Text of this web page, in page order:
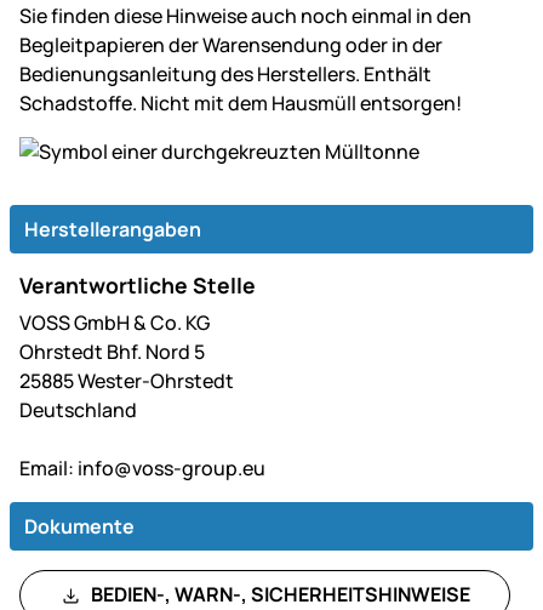
Sie finden diese Hinweise auch noch einmal in den
Begleitpapieren der Warensendung oder in der
Bedienungsanleitung des Herstellers. Enthält
Schadstoffe. Nicht mit dem Hausmüll entsorgen!
Herstellerangaben
Verantwortliche Stelle
VOSS GmbH & Co. KG
Ohrstedt Bhf. Nord 5
25885 Wester-Ohrstedt
Deutschland
Email: info@voss-group.eu
Dokumente
BEDIEN-, WARN-, SICHERHEITSHINWEISE